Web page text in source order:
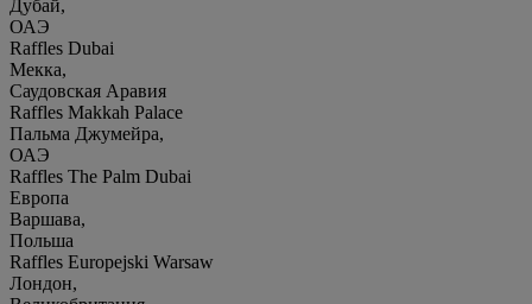
Дубай,
ОАЭ
Raffles Dubai
Мекка,
Саудовская Аравия
Raffles Makkah Palace
Пальма Джумейра,
ОАЭ
Raffles The Palm Dubai
Европа
Варшава,
Польша
Raffles Europejski Warsaw
Лондон,